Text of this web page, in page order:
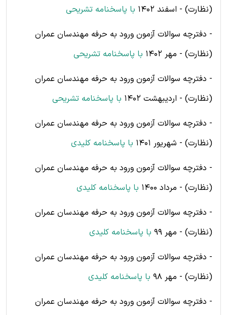
(نظارت) - اسفند 1402 با پاسخنامه تشریحی
- دفترچه سوالات آزمون ورود به حرفه مهندسان عمران
(نظارت) - مهر 1402
با پاسخنامه تشریحی
- دفترچه سوالات آزمون ورود به حرفه مهندسان عمران
(نظارت) - اردیبهشت 1402
با پاسخنامه تشریحی
- دفترچه سوالات آزمون ورود به حرفه مهندسان عمران
(نظارت) - شهریور 1401
با پاسخنامه کلیدی
- دفترچه سوالات آزمون ورود به حرفه مهندسان عمران
(نظارت) - مرداد 1400
با پاسخنامه کلیدی
- دفترچه سوالات آزمون ورود به حرفه مهندسان عمران
(نظارت) - مهر 99
با پاسخنامه کلیدی
- دفترچه سوالات آزمون ورود به حرفه مهندسان عمران
(نظارت) - مهر 98
با پاسخنامه کلیدی
- دفترچه سوالات آزمون ورود به حرفه مهندسان عمران